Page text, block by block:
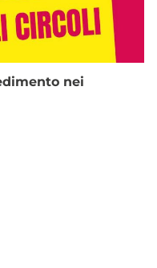
nei